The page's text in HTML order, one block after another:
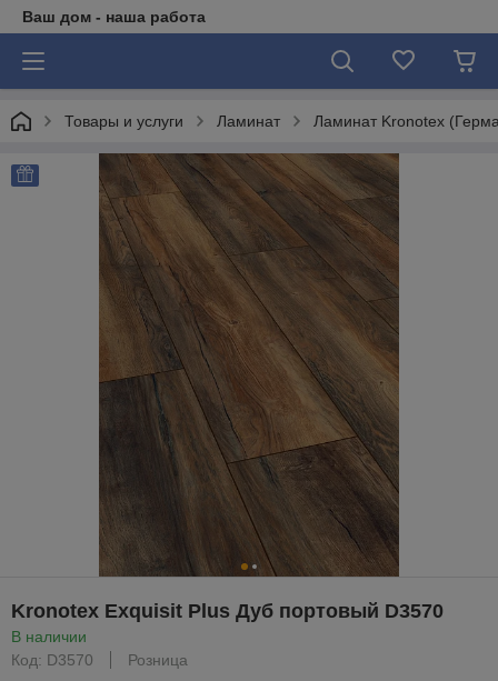
Ваш дом - наша работа
Товары и услуги Ламинат Ламинат Kronotex
Kronotex Exquisit Plus Дуб портовый D3570
В наличии
Код: D3570
Розница